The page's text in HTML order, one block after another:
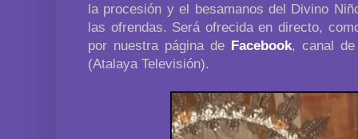
la procesión y el besamanos del Divino
las ofrendas. Será ofrecida en directo,
por nuestra página de Facebook, canal
(Atalaya Televisión).